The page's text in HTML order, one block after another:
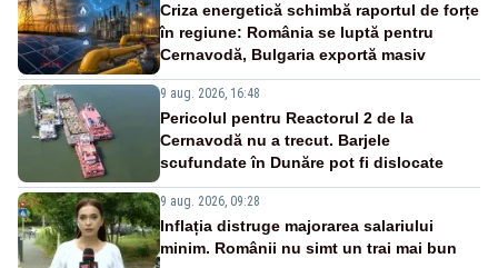
Criza energetică schimbă raportul de forțe
în regiune: România se luptă pentru
Cernavodă, Bulgaria exportă masiv
9 aug. 2026, 16:48
Pericolul pentru Reactorul 2 de la
Cernavodă nu a trecut. Barjele
scufundate în Dunăre pot fi dislocate
9 aug. 2026, 09:28
Inflația distruge majorarea salariului
minim. Românii nu simt un trai mai bun